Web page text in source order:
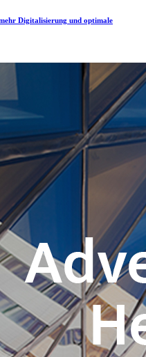
Digitalisierung und optimale